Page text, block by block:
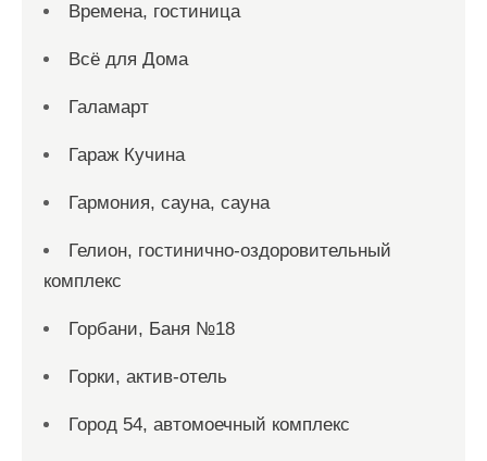
Времена, гостиница
Всё для Дома
Галамарт
Гараж Кучина
Гармония, сауна, сауна
Гелион, гостинично-оздоровительный
комплекс
Горбани, Баня №18
Горки, актив-отель
Город 54, автомоечный комплекс